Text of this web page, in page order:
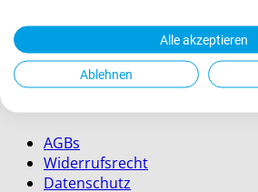
Service für Firmenkunden
AGBs
Widerrufsrecht
Datenschutz
Alle akzeptieren
Ablehnen